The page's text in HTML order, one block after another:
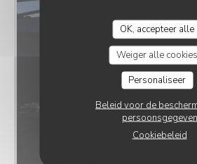
OK, accepteer alle
Weiger alle cookies
Personaliseer
Beleid voor de
Cookiebeleid